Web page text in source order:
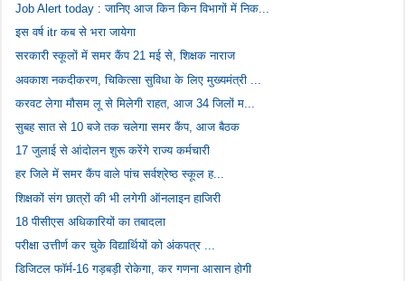
Job Alert today : जानिए आज किन किन विभागों में निक...
इस वर्ष itr कब से भरा जायेगा
सरकारी स्कूलों में समर कैंप 21 मई से, शिक्षक नाराज
अवकाश नकदीकरण, चिकित्सा सुविधा के लिए मुख्यमंत्री ...
करवट लेगा मौसम लू से मिलेगी राहत, आज 34 जिलों म...
सुबह सात से 10 बजे तक चलेगा समर कैंप, आज बैठक
17 जुलाई से आंदोलन शुरू करेंगे राज्य कर्मचारी
हर जिले में समर कैंप वाले पांच सर्वश्रेष्ठ स्कूल ह...
शिक्षकों संग छात्रों की भी लगेगी ऑनलाइन हाजिरी
18 पीसीएस अधिकारियों का तबादला
परीक्षा उत्तीर्ण कर चुके विद्यार्थियों को अंकपत्र ...
डिजिटल फॉर्म-16 गड़बड़ी रोकेगा, कर गणना आसान होगी